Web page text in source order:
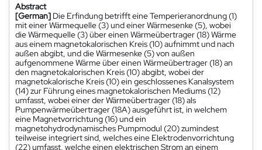
Abstract
[German] Die Erfindung betrifft eine Temperieranordnung (1)
mit einer Wärmequelle (3) und einer Wärmesenke (5), wobei
die Wärmequelle (3) über einen Wärmeübertrager (18) Wärme
aus einem magnetokalorischen Kreis (10) aufnimmt und nach
außen abgibt, und die Wärmesenke (5) von außen
aufgenommene Wärme über einen Wärmeübertrager (18) an
den magnetokalorischen Kreis (10) abgibt, wobei der
magnetokalorische Kreis (10) ein geschlossenes Kanalsystem
(14) zur Führung eines magnetokalorischen Mediums (12)
umfasst, wobei einer der Wärmeübertrager (18) als
Pumpenwärmeübertrager (18A) ausgeführt ist, in welchem
eine Magnetvorrichtung (16) und ein
magnetohydrodynamisches Pumpmodul (20) zumindest
teilweise integriert sind, welches eine Elektrodenvorrichtung
(22) umfasst, welche einen elektrischen Strom an einem